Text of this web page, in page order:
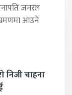
जनरल
आउने
निजी चाहना